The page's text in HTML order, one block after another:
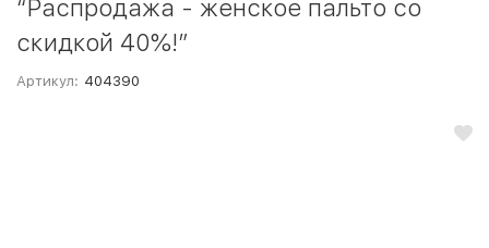
“Распродажа - женское пальто со
скидкой 40%!”
Артикул: 404390